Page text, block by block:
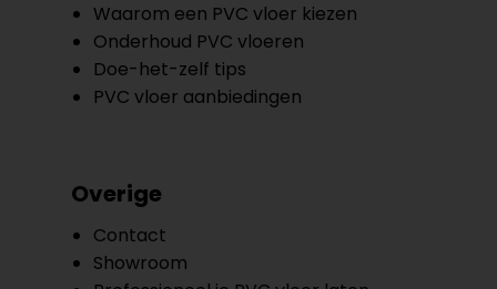
Waarom een PVC vloer kiezen
Onderhoud PVC vloeren
Doe-het-zelf tips
PVC vloer aanbiedingen
Overige
Contact
Showroom